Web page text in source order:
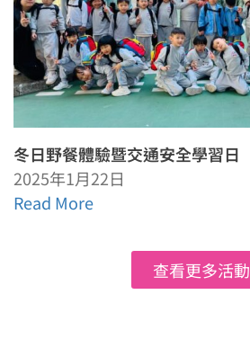
冬日野餐體驗暨交通安全學習日
2025年1月22日
Read More
查看更多活動